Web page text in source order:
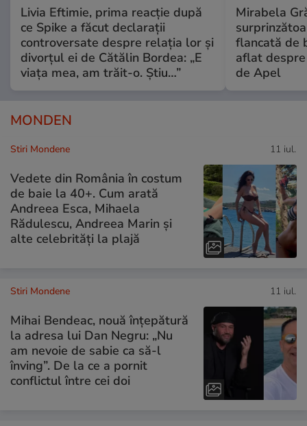
Livia Eftimie, prima reacție după
ce Spike a făcut declarații
controversate despre relația lor și
divorțul ei de Cătălin Bordea: „E
viața mea, am trăit-o. Știu…”
Mirabela
flancată de
aflat
de Apel
MONDEN
Stiri Mondene 11 iul.
Vedete din România în costum
de baie la 40+. Cum arată
Andreea Esca, Mihaela
Rădulescu, Andreea Marin și
alte celebrități la plajă
Stiri Mondene 11 iul.
Mihai Bendeac, nouă înțepătură
la adresa lui Dan Negru: „Nu
am nevoie de sabie ca să-l
înving”. De la ce a pornit
conflictul între cei doi